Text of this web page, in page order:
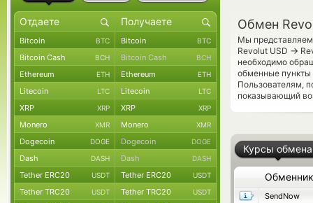
Обмен
Мы представляем
Revolut USD →
необходимо
обменные пункты
Пользователям,
показывающий
Курсы обмена
Обменник
SendNow
Bitcoin BTC Bitcoin BTC
Bitcoin Cash BCH Bitcoin Cash BCH
Ethereum ETH Ethereum ETH
Litecoin LTC Litecoin LTC
XRP XRP XRP XRP
Monero XMR Monero XMR
Dogecoin DOGE Dogecoin DOGE
Dash DASH Dash DASH
Tether ERC20 USDT Tether ERC20 USDT
Tether TRC20 USDT Tether TRC20 USDT